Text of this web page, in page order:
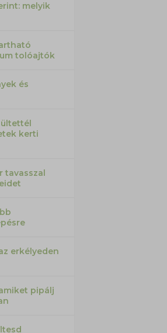
melyik
tolóajtók
és
kerti
tavasszal
erkélyeden
pipálj